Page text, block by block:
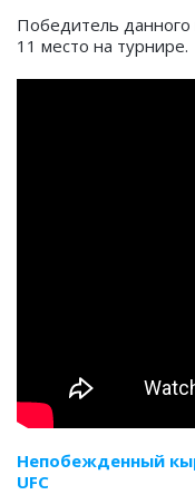
Победитель данного
11 место на турнире.
Непобежденный
UFC